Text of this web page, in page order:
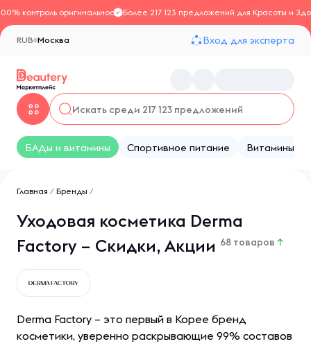
контроль оригинальностиБолее 217 123 предложений для Красоты и
Москва
RUB Вход для эксперта
БАДы и витамины Спортивное питание Витамины
Главная / Бренды /
Уходовая косметика Derma
Factory – Скидки, Акции 68 товаров ↑
Derma Factory – это первый в Корее бренд
косметики, уверенно раскрывающие 99% составов